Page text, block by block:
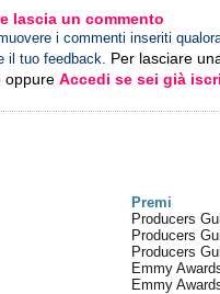
lascia un commento
i commenti inseriti
il tuo feedback. Per lasciare
oppureAccedi se sei già
Premi
Producers
Producers
Producers
Emmy
Emmy